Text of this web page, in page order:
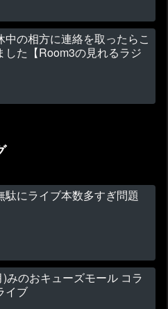
中の相方に連絡を取ったらこ
した【Room3の見れるラジ
駄にライブ本数多すぎ問題
)みのおキューズモール コラ
イブ